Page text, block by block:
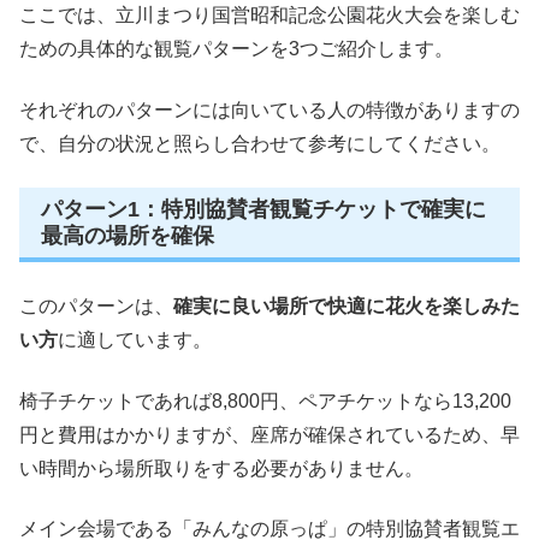
ここでは、立川まつり国営昭和記念公園花火大会を楽しむ
ための具体的な観覧パターンを3つご紹介します。
それぞれのパターンには向いている人の特徴がありますの
で、自分の状況と照らし合わせて参考にしてください。
パターン1：特別協賛者観覧チケットで確実に
最高の場所を確保
このパターンは、 確実に良い場所で快適に花火を楽しみた
い方に適しています。
椅子チケットであれば8,800円、ペアチケットなら13,200
円と費用はかかりますが、座席が確保されているため、早
い時間から場所取りをする必要がありません。
メイン会場である「みんなの原っぱ」の特別協賛者観覧エ